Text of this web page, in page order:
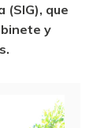
(SIG), que
y